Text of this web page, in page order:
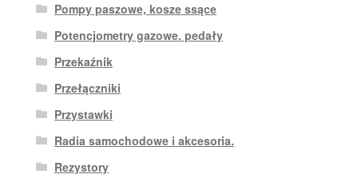
Pompy paszowe, kosze ssące
Potencjometry gazowe. pedały
Przekaźnik
Przełączniki
Przystawki
Radia samochodowe i akcesoria.
Rezystory